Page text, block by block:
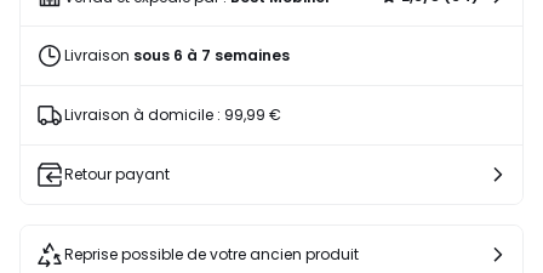
appliquée.
Livraison sous 6 à 7 semaines
Livraison à domicile : 99,99 €
Retour payant
Reprise possible de votre ancien produit